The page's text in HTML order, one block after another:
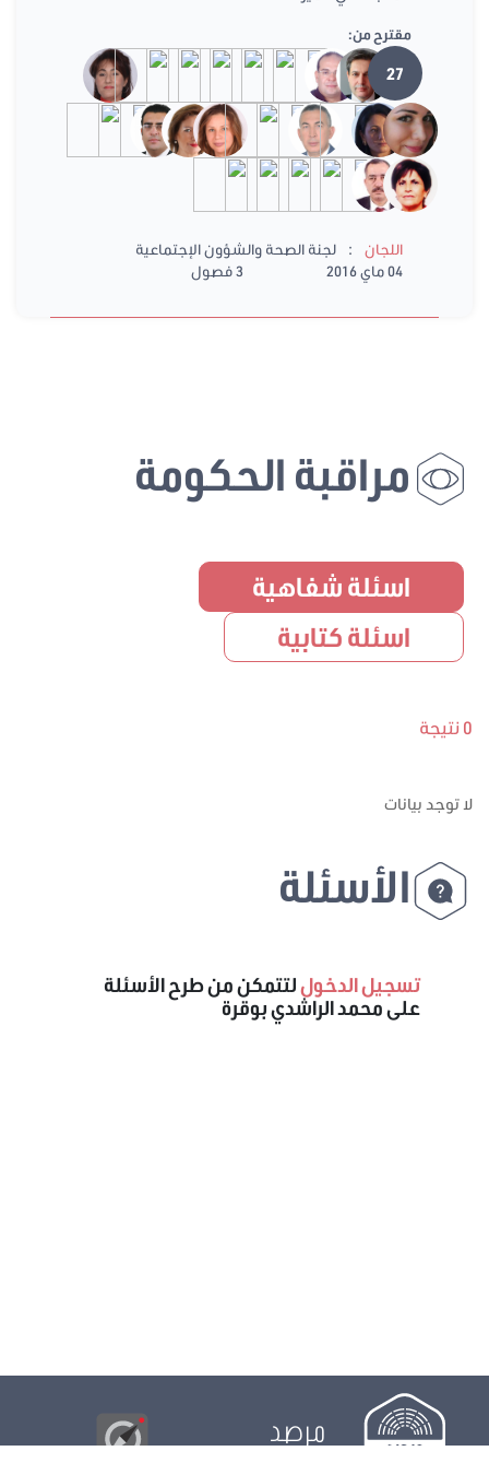
مقترح من:
27
اللجان :
لجنة الصحة والشؤون الإجتماعية
04 ماي 2016
3 فصول
مراقبة الحكومة
اسئلة شفاهية
اسئلة كتابية
0 نتيجة
لا توجد بيانات
الأسئلة
تسجيل الدخوللتتمكن من طرح الأسئلة
على محمد الراشدي بوقرة
مرصد